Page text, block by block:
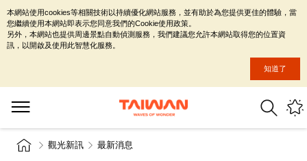
觀光新訊 最新消息
本網站使用cookies等相關技術以持續優化網站服務，並有助於為您提供更佳的體驗，當
您繼續使用本網站即表示您同意我們的Cookie使用政策。
另外，本網站也提供周邊景點自動偵測服務，我們建議您允許本網站取得您的位置資
訊，以開啟及使用此智慧化服務。
知道了